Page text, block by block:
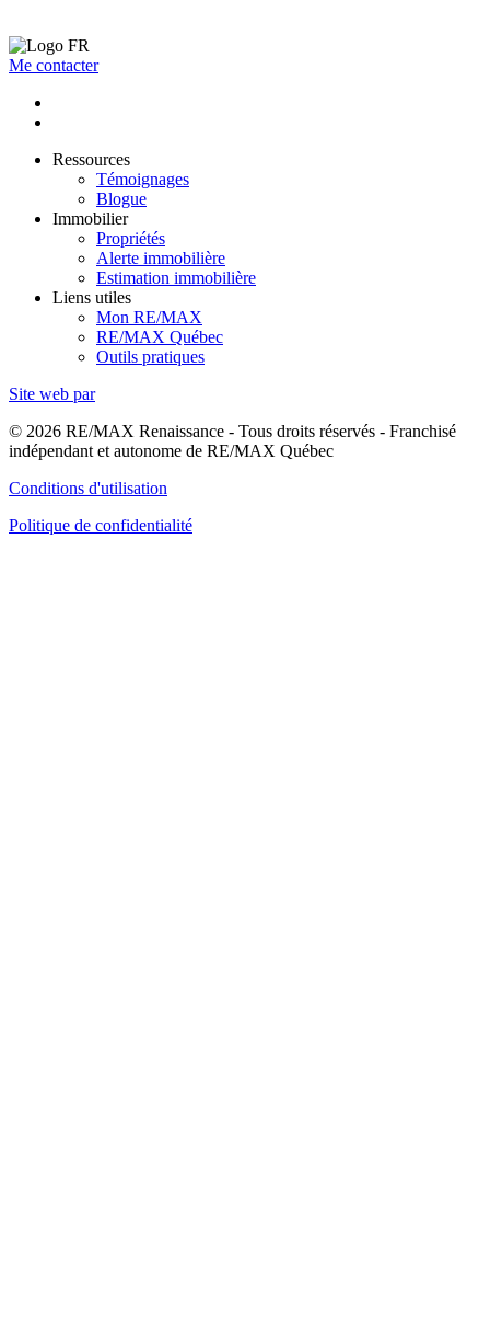
Me contacter
Ressources
Témoignages
Blogue
Immobilier
Propriétés
Alerte immobilière
Estimation immobilière
Liens utiles
Mon RE/MAX
RE/MAX Québec
Outils pratiques
Site web par
© 2026 RE/MAX Renaissance - Tous droits réservés - Franchisé
indépendant et autonome de RE/MAX Québec
Conditions d'utilisation
Politique de confidentialité